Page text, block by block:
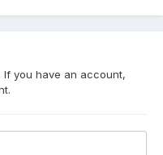
If you have an account,